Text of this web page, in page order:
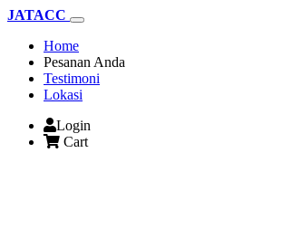
JATACC
Home(current)
Pesanan Anda
Testimoni
Lokasi
Login
Cart